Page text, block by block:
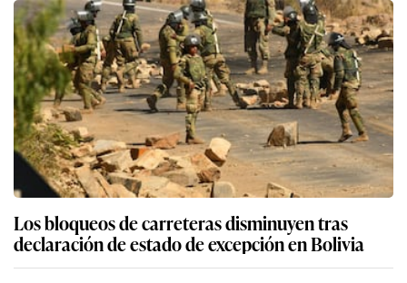
Los bloqueos de carreteras disminuyen tras
declaración de estado de excepción en Bolivia